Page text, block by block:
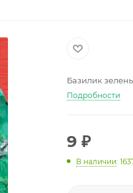
Базилик
Подробности
9 ₽
В наличии: